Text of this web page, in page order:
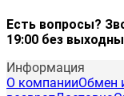
Есть вопросы?
19:00 без
Информация
О компанииОбмен